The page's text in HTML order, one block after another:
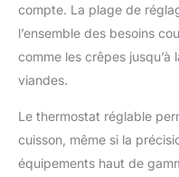
compte. La plage de
l’ensemble des besoins
comme les crêpes
viandes.
Le thermostat réglable
cuisson, même si la
équipements haut de